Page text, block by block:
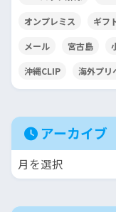
オンプレミス ギフ
メール 宮古島
沖縄CLIP 海外プリ
アーカイブ